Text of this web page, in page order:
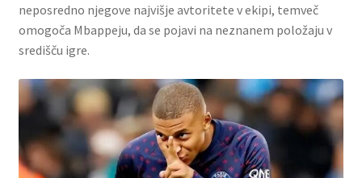
neposredno njegove najvišje avtoritete v ekipi, temveč
omogoča Mbappeju, da se pojavi na neznanem položaju v
središču igre.